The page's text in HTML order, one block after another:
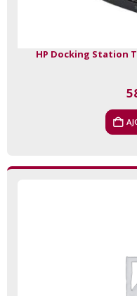
HP Docking Station